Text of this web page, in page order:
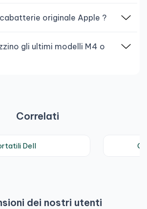
originale Apple ?
gli ultimi modelli M4 o
Correlati
Dell
dei nostri utenti